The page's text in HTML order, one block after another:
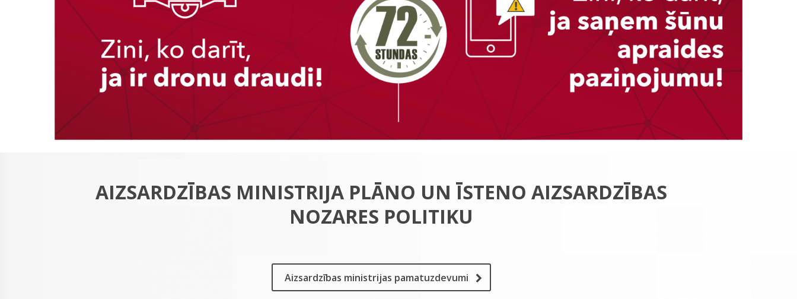
AIZSARDZĪBAS MINISTRIJA PLĀNO UN ĪSTENO AIZSARDZĪBAS
NOZARES POLITIKU
Aizsardzības ministrijas pamatuzdevumi